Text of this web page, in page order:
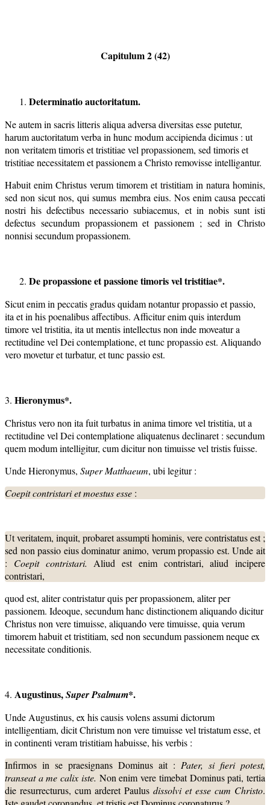
Capitulum 2 (42)
Determinatio auctoritatum.
Ne autem in sacris litteris aliqua adversa diversitas esse putetur,
harum auctoritatum verba in hunc modum accipienda dicimus : ut
non veritatem timoris et tristitiae vel propassionem, sed timoris et
tristitiae necessitatem et passionem a Christo removisse intelligantur.
Habuit enim Christus verum timorem et tristitiam in natura hominis,
sed non sicut nos, qui sumus membra eius. Nos enim causa peccati
nostri his defectibus necessario subiacemus, et in nobis sunt isti
defectus secundum propassionem et passionem ; sed in Christo
nonnisi secundum propassionem.
De propassione et passione timoris vel tristitiae*.
Sicut enim in peccatis gradus quidam notantur propassio et passio,
ita et in his poenalibus affectibus. Afficitur enim quis interdum
timore vel tristitia, ita ut mentis intellectus non inde moveatur a
rectitudine vel Dei contemplatione, et tunc propassio est. Aliquando
vero movetur et turbatur, et tunc passio est.
3. Hieronymus*.
Christus vero non ita fuit turbatus in anima timore vel tristitia, ut a
rectitudine vel Dei contemplatione aliquatenus declinaret : secundum
quem modum intelligitur, cum dicitur non timuisse vel tristis fuisse.
Unde Hieronymus, Super Matthaeum, ubi legitur :
Coepit contristari et moestus esse :
Ut veritatem, inquit, probaret assumpti hominis, vere contristatus est ;
sed non passio eius dominatur animo, verum propassio est. Unde ait
: Coepit contristari. Aliud est enim contristari, aliud incipere
contristari,
quod est, aliter contristatur quis per propassionem, aliter per
passionem. Ideoque, secundum hanc distinctionem aliquando dicitur
Christus non vere timuisse, aliquando vere timuisse, quia verum
timorem habuit et tristitiam, sed non secundum passionem neque ex
necessitate conditionis.
4. Augustinus,Super Psalmum*.
Unde Augustinus, ex his causis volens assumi dictorum
intelligentiam, dicit Christum non vere timuisse vel tristatum esse, et
in continenti veram tristitiam habuisse, his verbis :
Infirmos in se praesignans Dominus ait : Pater, si fieri potest,
transeat a me calix iste. Non enim vere timebat Dominus pati, tertia
die resurrecturus, cum arderet Paulus dissolvi et esse cum Christo.